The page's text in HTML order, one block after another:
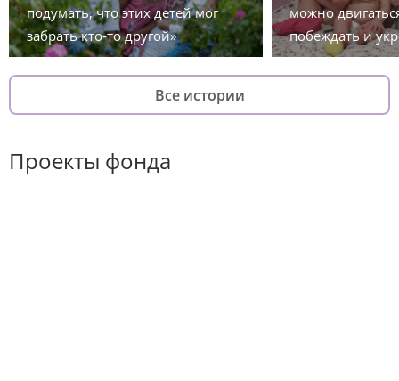
подумать, что этих детей мог
забрать кто-то другой»
можно
побеждать и
Все истории
Проекты фонда